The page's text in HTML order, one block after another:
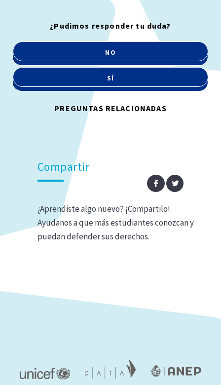
¿Pudimos responder tu duda?
NO
SÍ
PREGUNTAS RELACIONADAS
Compartir
¿Aprendiste algo nuevo? ¡Compartilo!
Ayudanos a que más estudiantes conozcan y
puedan defender sus derechos.